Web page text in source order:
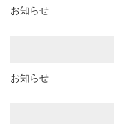
お知らせ
お知らせ